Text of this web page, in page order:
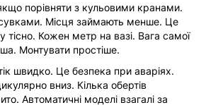
порівняти з кульовими кранами.
Місця займають менше. Це
тісно. Кожен метр на вазі. Вага самої
Монтувати простіше.
швидко. Це безпека при аваріях.
вниз. Кілька обертів
Автоматичні моделі взагалі за